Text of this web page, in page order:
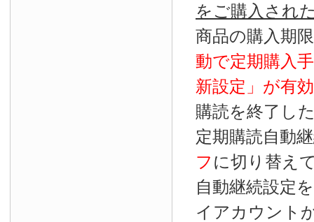
をご購入され
商品の購入期
動で定期購入
新設定」が有効
購読を終了し
定期購読自動
フ に切り替え
自動継続設定
イアカウント